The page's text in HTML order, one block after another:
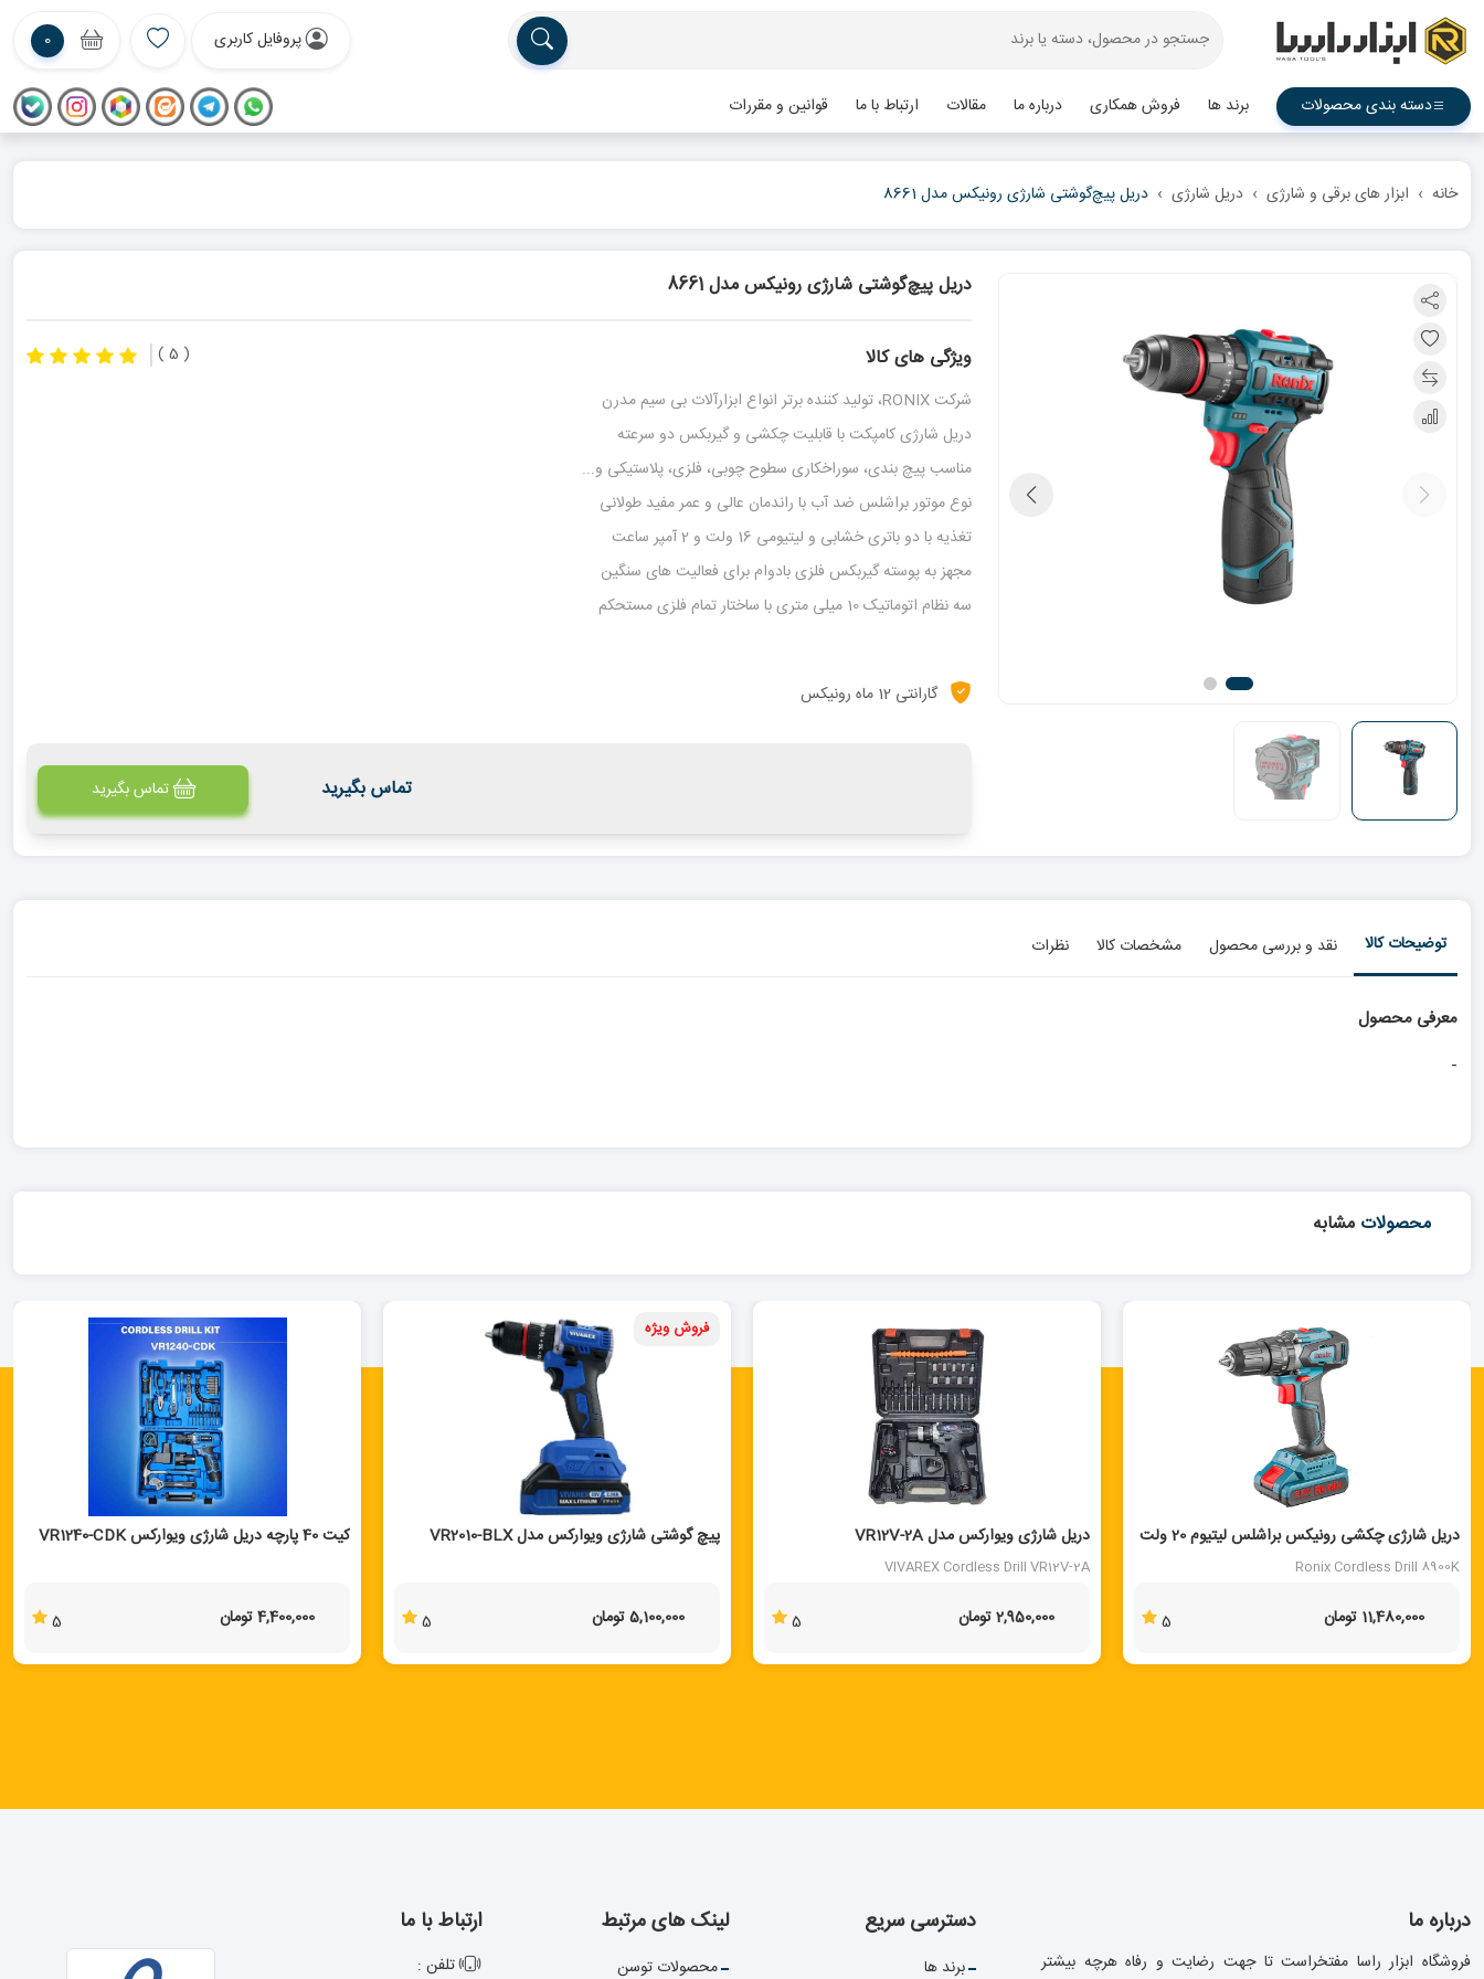
پروفایل کاربری 0
دسته بندی محصولات برند ها فروش همکاری درباره ما مقالات ارتباط با ما قوانین و مقررات
خانه ابزار های برقی و شارژی دریل شارژی دریل پیچ‌گوشتی شارژی رونیکس مدل 8661
دریل پیچ‌گوشتی شارژی رونیکس مدل 8661
ویژگی های کالا
شرکت RONIX، تولید کننده برتر انواع ابزارآلات بی سیم مدرن
دریل شارژی کامپکت با قابلیت چکشی و گیربکس دو سرعته
مناسب پیچ بندی، سوراخکاری سطوح چوبی، فلزی، پلاستیکی و...
نوع موتور براشلس ضد آب با راندمان عالی و عمر مفید طولانی
تغذیه با دو باتری خشابی و لیتیومی 16 ولت و 2 آمپر ساعت
مجهز به پوسته گیربکس فلزی بادوام برای فعالیت های سنگین
سه نظام اتوماتیک 10 میلی متری با ساختار تمام فلزی مستحکم
( 5 )
گارانتی 12 ماه رونیکس
تماس بگیرید تماس بگیرید
توضیحات کالا نقد و بررسی محصول مشخصات کالا نظرات
معرفی محصول
-
محصولات مشابه
دریل شارژی چکشی رونیکس براشلس لیتیوم 20 ولت
مدل 8900K
Ronix Cordless Drill 8900K
11,480,000 تومان 5
دریل شارژی ویوارکس مدل VR12V-2A
VIVAREX Cordless Drill VR12V-2A
2,950,000 تومان 5
فروش ویژه
پیچ گوشتی شارژی ویوارکس مدل VR2010-BLX
5,100,000 تومان 5
کیت 40 پارچه دریل شارژی ویوارکس VR1240-CDK
4,400,000 تومان 5
درباره ما
فروشگاه ابزار راسا مفتخراست تا جهت رضایت و رفاه هرچه بیشتر
دسترسی سریع
برند ها
لینک های مرتبط
محصولات توسن
ارتباط با ما
تلفن :